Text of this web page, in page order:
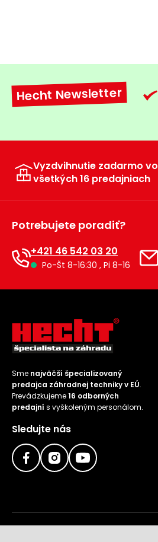
Hecht Newsletter
Vyzdvihnutie zadarmo vo
všetkých 16 predajniach
Potrebujete poradiť?
+421 46 542 03 20
Po-Št 8-16:30 , Pi 8-16
Sme najväčší špecializovaný
predajca záhradnej techniky v EÚ.
Prevádzkujeme16 odborných
predajní s vyškoleným personálom.
Sledujte nás